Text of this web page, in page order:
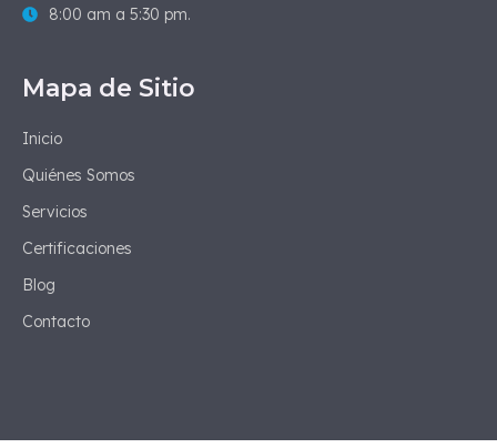
8:00 am a 5:30 pm.
Mapa de Sitio
Inicio
Quiénes Somos
Servicios
Certificaciones
Blog
Contacto